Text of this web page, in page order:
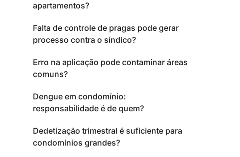
apartamentos?
Falta de controle de pragas pode gerar
processo contra o síndico?
Erro na aplicação pode contaminar áreas
comuns?
Dengue em condomínio:
responsabilidade é de quem?
Dedetização trimestral é suficiente para
condomínios grandes?